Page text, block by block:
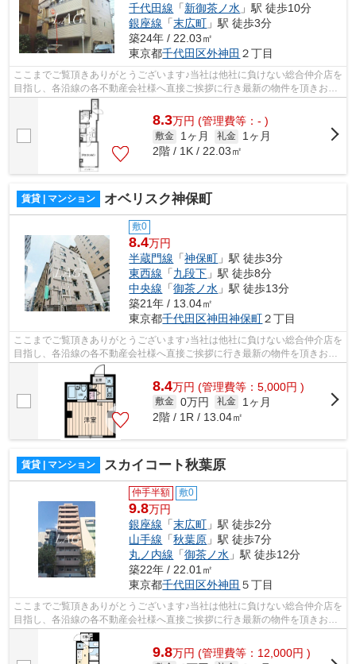
千代田線 「新御茶ノ水 」駅 徒歩10分
銀座線 「末広町 」駅 徒歩3分
築24年 / 22.03㎡
東京都千代田区外神田 ２丁目
ここまでご覧頂きありがとうございます♪当社は他社に負けない総合仲介店を
目指し、各沿線の各不動産会社様へ直接ご挨拶に行き最新の物件を頂きお客
様へ提供しております！最新の情報は...
8.3万円 (管理費等：- )
敷金 1ヶ月 礼金
1ヶ月
2階 / 1K / 22.03㎡
賃貸 | マンション オベリスク神保町
敷0
8.4万円
半蔵門線 「神保町 」駅 徒歩3分
東西線 「九段下 」駅 徒歩8分
中央線 「御茶ノ水 」駅 徒歩13分
築21年 / 13.04㎡
東京都千代田区神田神保町２丁目
ここまでご覧頂きありがとうございます♪当社は他社に負けない総合仲介店を
目指し、各沿線の各不動産会社様へ直接ご挨拶に行き最新の物件を頂きお客
様へ提供しております！最新の情報は...
8.4万円 (管理費等：5,000円 )
敷金 0万円 礼金
1ヶ月
2階 / 1R / 13.04㎡
賃貸 | マンション スカイコート秋葉原
仲手半額 敷0
9.8万円
銀座線 「末広町 」駅 徒歩2分
山手線 「秋葉原 」駅 徒歩7分
丸ノ内線 「御茶ノ水 」駅 徒歩12分
築22年 / 22.01㎡
東京都千代田区外神田 ５丁目
ここまでご覧頂きありがとうございます♪当社は他社に負けない総合仲介店を
目指し、各沿線の各不動産会社様へ直接ご挨拶に行き最新の物件を頂きお客
様へ提供しております！最新の情報は...
9.8万円 (管理費等：12,000円 )